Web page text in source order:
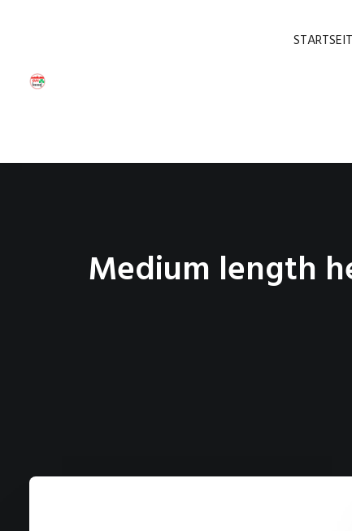
Medium length